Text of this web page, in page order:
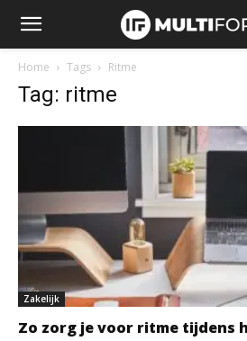
Home Tags Ritme
Tag: ritme
Zakelijk
Zo zorg je voor ritme tijdens